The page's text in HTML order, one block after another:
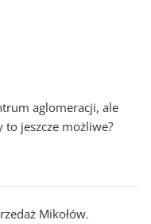
aglomeracji, ale
to jeszcze możliwe?
Mikołów.